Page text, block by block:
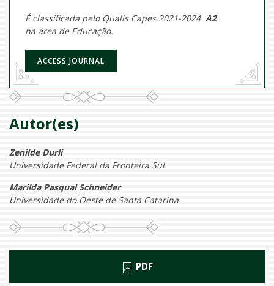
É classificada pelo Qualis Capes 2021-2024 A2
na área de Educação.
ACCESS JOURNAL
Autor(es)
Zenilde Durli
Universidade Federal da Fronteira Sul
Marilda Pasqual Schneider
Universidade do Oeste de Santa Catarina
PDF